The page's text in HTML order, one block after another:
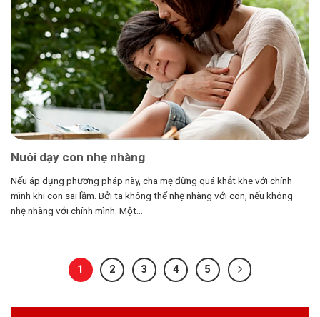
Nuôi dạy con nhẹ nhàng
Nếu áp dụng phương pháp này, cha mẹ đừng quá khắt khe với chính
mình khi con sai lầm. Bởi ta không thể nhẹ nhàng với con, nếu không
nhẹ nhàng với chính mình. Một...
1 2 3 4 5